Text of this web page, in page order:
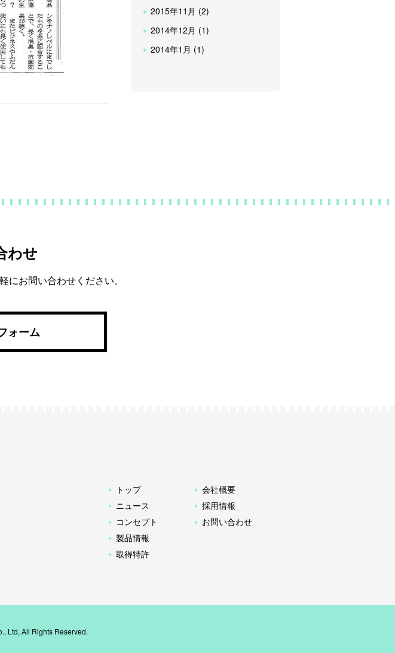
2015年11月 (2)
2014年12月 (1)
2014年1月 (1)
わせ
にお問い合わせください。
ォーム
トップ
ニュース
コンセプト
製品情報
取得特許
会社概要
採用情報
お問い合わせ
Ltd, All Rights Reserved.